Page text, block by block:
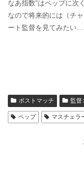
なあ指数”はペップに次
なので将来的には（チ
ート監督を見てみたい…
ポストマッチ 監督
ペップ マスチェラ